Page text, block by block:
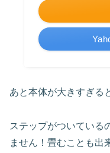
あと本体が大きすぎる
ステップがついている
ません！畳むことも出